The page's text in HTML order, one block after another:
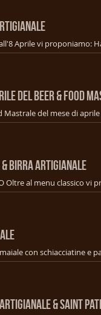
DEL BEER & FOOD
BIRRA ARTIGIANALE
& SAINT